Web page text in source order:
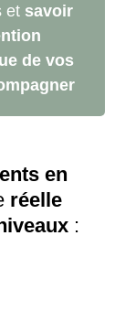
et savoir
de vos
en
réelle
: